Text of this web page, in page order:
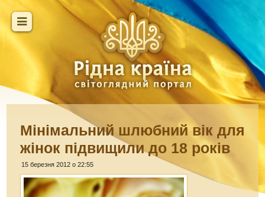
Мінімальний шлюбний вік для
жінок підвищили до 18 років
15 березня 2012 о 22:55